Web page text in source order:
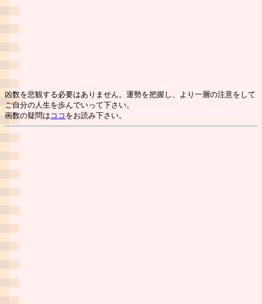
凶数を悲観する必要はありません。運勢を把握し、より一層の注意をして
ご自分の人生を歩んでいって下さい。
画数の疑問は ココ をお読み下さい。